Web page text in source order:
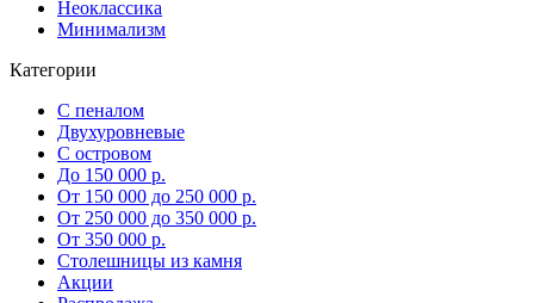
Неоклассика
Минимализм
Категории
С пеналом
Двухуровневые
С островом
До 150 000 р.
От 150 000 до 250 000 р.
От 250 000 до 350 000 р.
От 350 000 р.
Столешницы из камня
Акции